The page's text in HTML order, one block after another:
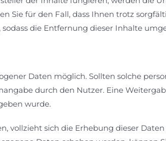
Sie für den Fall, dass Ihnen trotz
die Entfernung dieser Inhalte
Daten möglich. Sollten solche
durch den Nutzer. Eine
wurde.
vollzieht sich die Erhebung dieser